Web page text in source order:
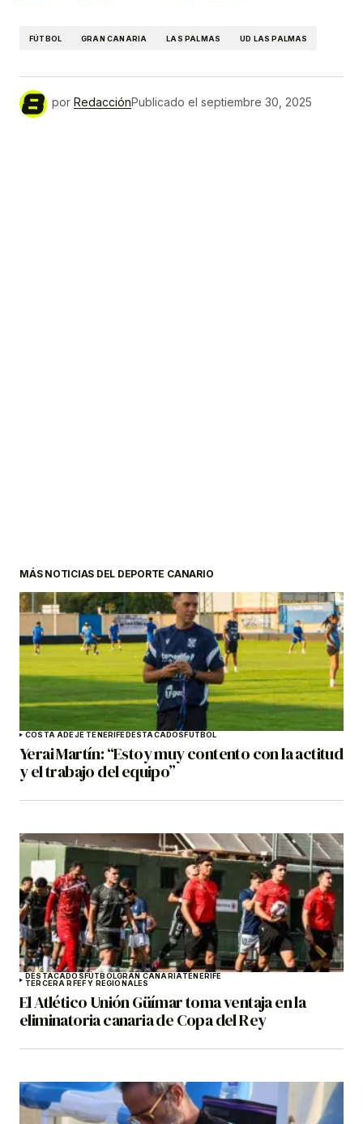
FÚTBOL GRAN CANARIA LAS PALMAS UD LAS PALMAS
por RedacciónPublicado el septiembre 30, 2025
MÁS NOTICIAS DEL DEPORTE CANARIO
COSTA ADEJE TENERIFEDESTACADOSFÚTBOL
Yerai Martín: “Estoy muy contento con la actitud
y el trabajo del equipo”
DESTACADOSFÚTBOLGRAN CANARIATENERIFE
TERCERA RFEF Y REGIONALES
El Atlético Unión Güímar toma ventaja en la
eliminatoria canaria de Copa del Rey